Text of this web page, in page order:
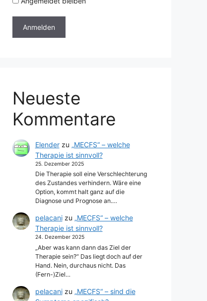
Neueste
Kommentare
Elenderzu „MECFS“ – welche
Therapie ist sinnvoll?
25. Dezember 2025
Die Therapie soll eine Verschlechterung
des Zustandes verhindern. Wäre eine
Option, kommt halt ganz auf die
Diagnose und Prognose an.…
pelacanizu „MECFS“ – welche
Therapie ist sinnvoll?
24. Dezember 2025
„Aber was kann dann das Ziel der
Therapie sein?“ Das liegt doch auf der
Hand. Nein, durchaus nicht. Das
(Fern-)Ziel…
pelacanizu „MECFS“ – sind die